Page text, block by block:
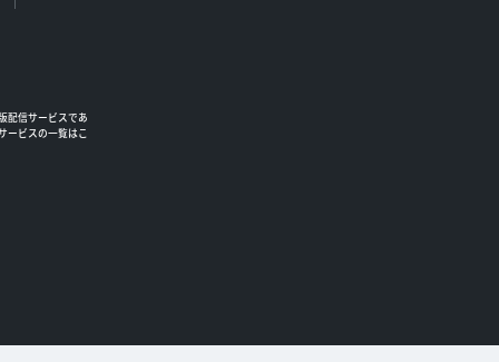
配信サービスであ
ービスの一覧はこ